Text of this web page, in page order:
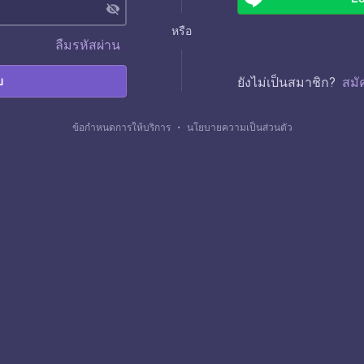
visibility_off
ลืมรหัสผ่าน
หรือ
ยังไม่เป็นสมาชิก? สมั
ข้อกำหนดการให้บริการ ・ นโยบายความเป็นส่วนตัว